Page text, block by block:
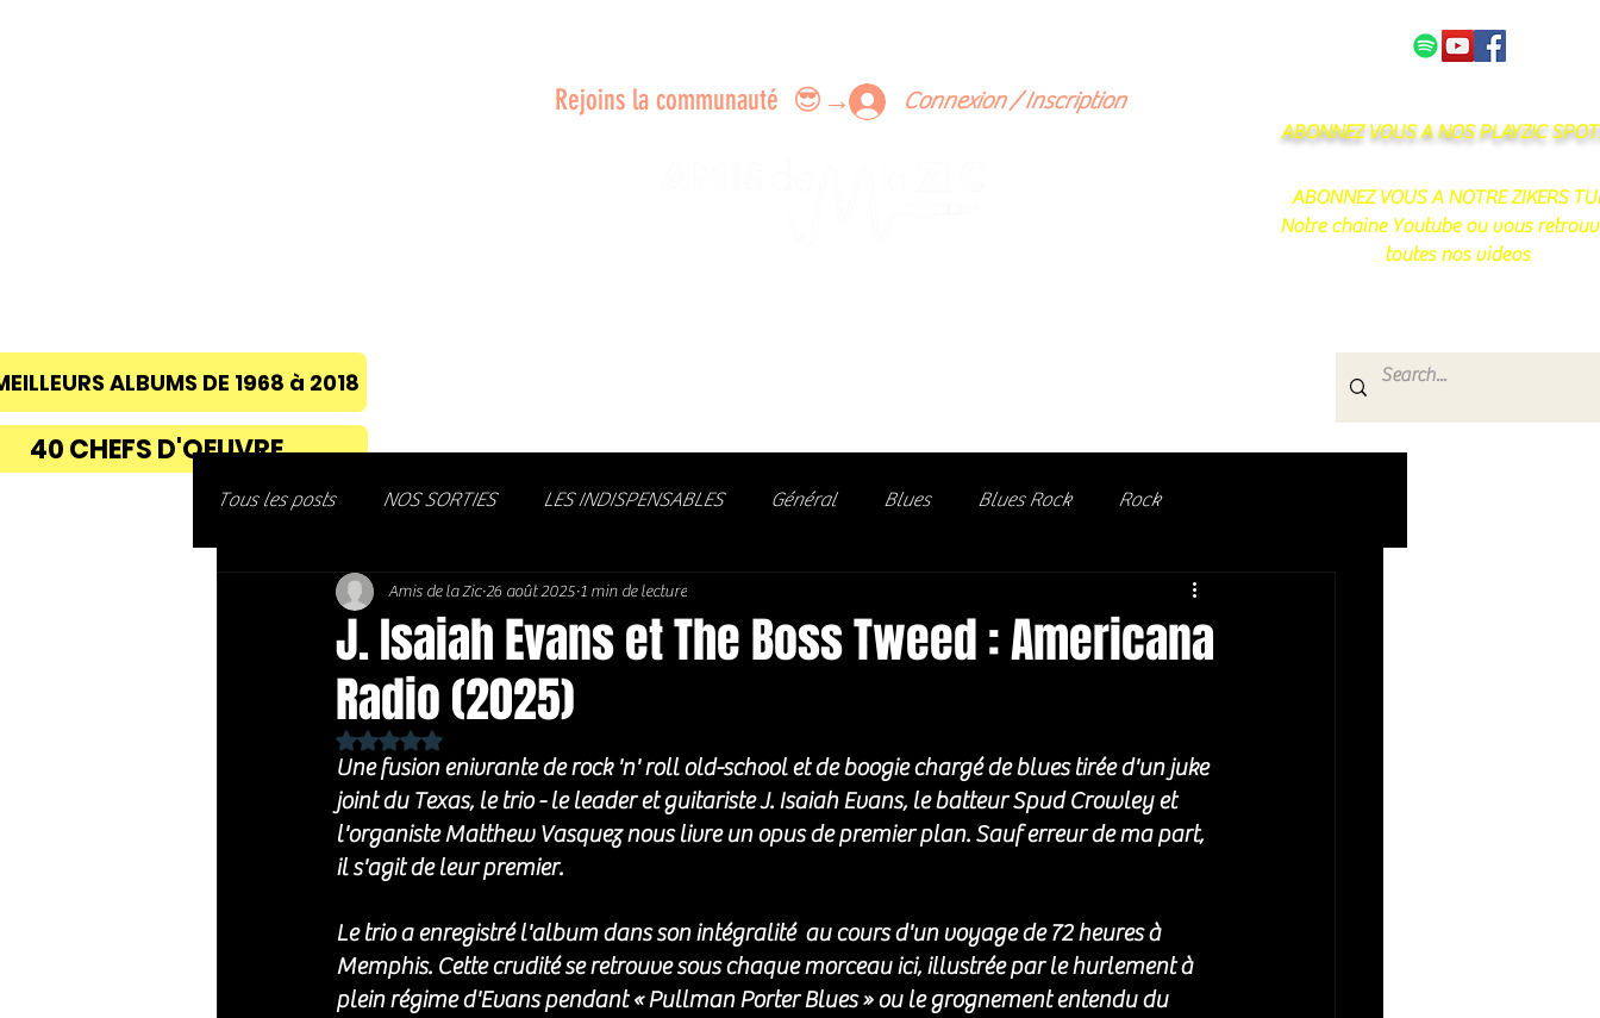
Connexion / Inscription
ABONNEZ VOUS A NOS PLAYZIC
ABONNEZ VOUS A NOTRE ZIKERS
Notre chaine Youtube ou vous
toutes nos videos
ALBUMS DE 1968 à 2018
Découvrez des artistes, vibrez aux concerts et rejoignez une communauté de passionnés !
Rejoins la communauté 😎→
40 CHEFS D'OEUVRE
Tous les posts NOS SORTIES LES INDISPENSABLES Général Blues Blues Rock Rock
Soft Rock / Folk Jazz Soul / Funk / Rhythm Blues
Country / Americana
J. Isaiah Evans et The Boss Tweed : Americana
Radio (2025)
Amis de la Zic 26 août 2025 1 min de lecture
Noté NaN étoiles sur 5.
Une fusion enivrante de rock 'n' roll old-school et de boogie chargé de blues tirée d'un juke
joint du Texas, le trio - le leader et guitariste J. Isaiah Evans, le batteur Spud Crowley et
l'organiste Matthew Vasquez nous livre un opus de premier plan. Sauf erreur de ma part,
il s'agit de leur premier.
Le trio a enregistré l'album dans son intégralité  au cours d'un voyage de 72 heures à
Memphis. Cette crudité se retrouve sous chaque morceau ici, illustrée par le hurlement à
plein régime d'Evans pendant « Pullman Porter Blues » ou le grognement entendu du